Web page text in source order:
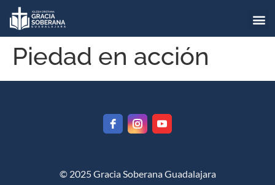
Piedad en acción
© 2025 Gracia Soberana Guadalajara